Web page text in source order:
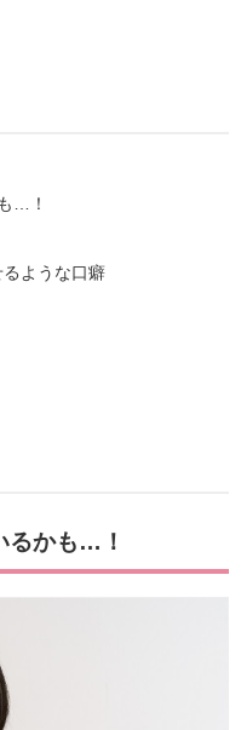
…！
ような口癖
るかも…！